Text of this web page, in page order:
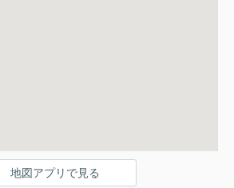
地図アプリで見る